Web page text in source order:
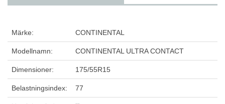
Märke: CONTINENTAL
Modellnamn: CONTINENTAL ULTRA CONTACT
Dimensioner: 175/55R15
Belastningsindex: 77